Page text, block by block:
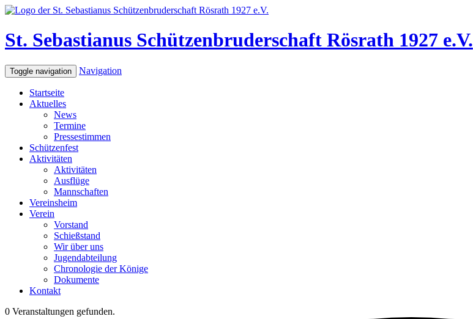
St. Sebastianus Schützenbruderschaft Rösrath 1927 e.V.
Toggle navigation Navigation
Startseite
Aktuelles
News
Termine
Pressestimmen
Schützenfest
Aktivitäten
Aktivitäten
Ausflüge
Mannschaften
Vereinsheim
Verein
Vorstand
Schießstand
Wir über uns
Jugendabteilung
Chronologie der Könige
Dokumente
Kontakt
0 Veranstaltungen gefunden.